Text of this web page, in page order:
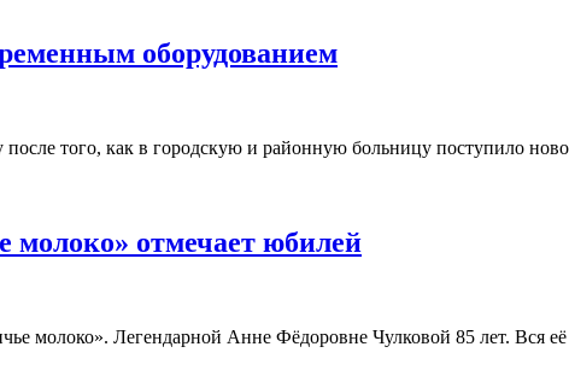
оборудованием
того, как в городскую и районную больницу поступило
молоко» отмечает юбилей
молоко». Легендарной Анне Фёдоровне Чулковой 85 лет. Вся